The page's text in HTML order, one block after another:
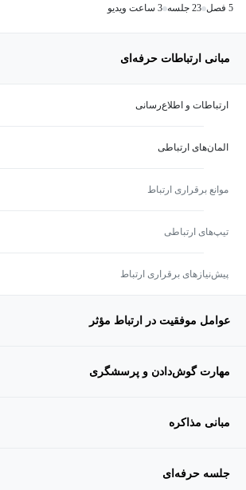
5 فصل 23 جلسه 3 ساعت ویدیو
مبانی ارتباطات حرفه‌ای
ارتباطات و اطلاع‌رسانی
المان‌های ارتباطی
موانع برقراری ارتباط
تیپ‌های ارتباطی
پیش‌نیازهای برقراری ارتباط
عوامل موفقیت در ارتباط مؤثر
مهارت گوش‌دادن و پرسشگری
مبانی مذاکره
جلسه حرفه‌ای